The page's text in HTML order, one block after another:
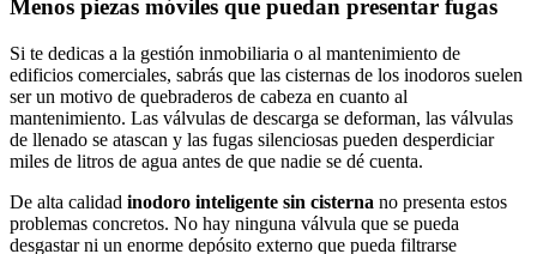
Menos piezas móviles que puedan presentar fugas
Si te dedicas a la gestión inmobiliaria o al mantenimiento de
edificios comerciales, sabrás que las cisternas de los inodoros suelen
ser un motivo de quebraderos de cabeza en cuanto al
mantenimiento. Las válvulas de descarga se deforman, las válvulas
de llenado se atascan y las fugas silenciosas pueden desperdiciar
miles de litros de agua antes de que nadie se dé cuenta.
De alta calidad inodoro inteligente sin cisterna no presenta estos
problemas concretos. No hay ninguna válvula que se pueda
desgastar ni un enorme depósito externo que pueda filtrarse